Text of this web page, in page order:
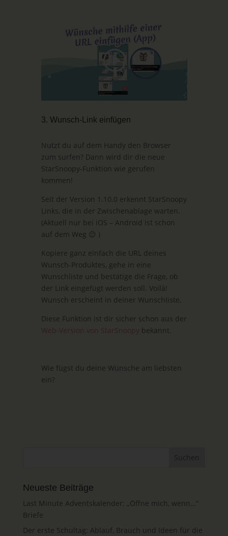
3. Wunsch-Link einfügen
Nutzt du auf dem Handy den Browser
zum surfen? Dann wird dir die neue
StarSnoopy-Funktion wie gerufen
kommen!
Seit der Version 1.10.0 erkennt StarSnoopy
Links, die in der Zwischenablage warten.
(Aktuell nur bei iOS – Android ist schon
auf dem Weg 😉 )
Kopiere ganz einfach die URL deines
Wunsch-Produktes, gehe in eine
Wunschliste und bestätige die Frage, ob
der Link eingefügt werden soll. Voilà!
Wunsch erscheint in deiner Wunschliste.
Diese Funktion ist dir sicher schon aus der
Web-Version von StarSnoopy bekannt.
Wie fügst du deine Wünsche am liebsten
ein?
Neueste Beiträge
Last Minute Adventskalender: „Öffne mich, wenn…“
Briefe
Der erste Schultag: Ablauf, Brauch und Ideen für die